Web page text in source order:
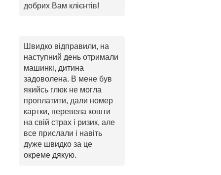
добрих Вам клієнтів!
Швидко відправили, на
наступний день отримали
машинкі, дитина
задоволена. В мене був
якийсь глюк не могла
проплатити, дали номер
картки, перевела кошти
на свій страх і ризик, але
все прислали і навіть
дуже швидко за це
окреме дякую.